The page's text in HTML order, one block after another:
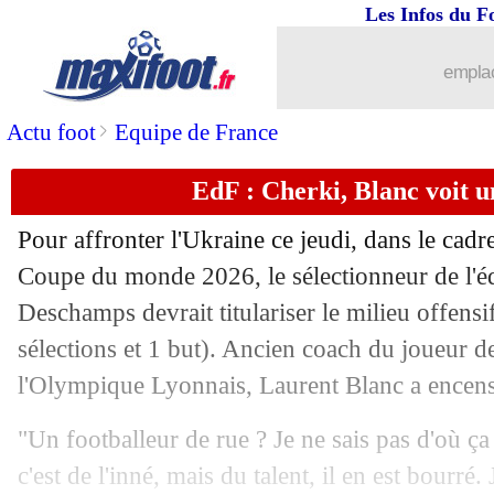
Actu foot> Equipe de France
Les Infos du
EdF : Cherki, Blanc voit
Pour affronter l'Ukraine ce jeudi, dans le
Coupe du monde 2026, le sélectionneur de
Deschamps devrait titulariser le milieu
sélections et 1 but). Ancien coach du joueur
l'Olympique Lyonnais, Laurent Blanc a
"Un footballeur de rue ? Je ne sais pas d'où
c'est de l'inné, mais du talent, il en est bourré.
: Camavinga forfait contre
13/11 OM: battre le PSG, Højbjerg assume
13/11 Brésil: Ancelotti, les mots forts de
: Arribart croit toujours en
13/11 Al-Sadd: Mancini a bien signé
13/11 Chelsea: la "putain d'erreur"
13/11 EdF: France-Brésil à Boston en mars
13/11 Al-Nassr : 1000 buts de CR7,